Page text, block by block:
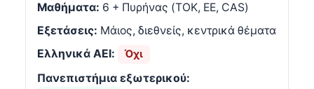
Μαθήματα: 6 + Πυρήνας (TOK, EE, CAS)
Εξετάσεις: Μάιος, διεθνείς, κεντρικά θέματα
Ελληνικά ΑΕΙ:
Όχι
Πανεπιστήμια εξωτερικού: